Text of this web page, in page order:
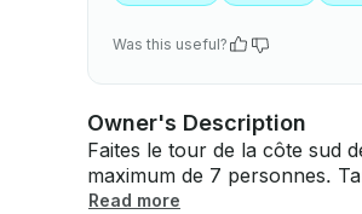
Was this useful?
Owner's Description
Faites le tour de la côte sud
maximum de 7 personnes. Tarifs
questions, nous pouvons y
Read more